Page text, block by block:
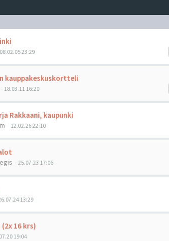
08.02.05 23:29
kauppakeskuskortteli
- 18.03.11 16:20
Rakkaani, kaupunki
- 12.02.26 22:10
- 25.07.23 17:06
13:29
16 krs)
19:04